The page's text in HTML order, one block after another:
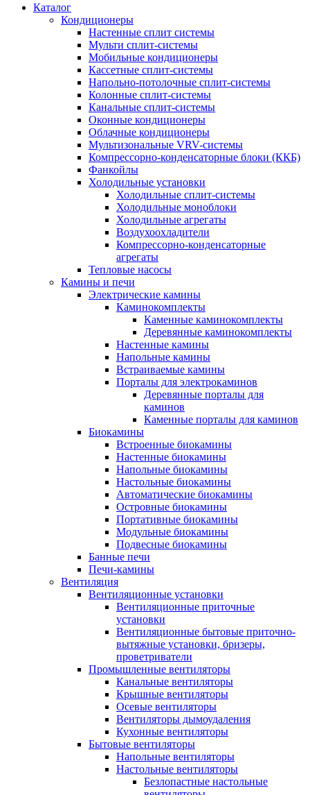
Каталог
Кондиционеры
Настенные сплит системы
Мульти сплит-системы
Мобильные кондиционеры
Кассетные сплит-системы
Напольно-потолочные сплит-системы
Колонные сплит-системы
Канальные сплит-системы
Оконные кондиционеры
Облачные кондиционеры
Мультизональные VRV-системы
Компрессорно-конденсаторные блоки (ККБ)
Фанкойлы
Холодильные установки
Холодильные сплит-системы
Холодильные моноблоки
Холодильные агрегаты
Воздухоохладители
Компрессорно-конденсаторные
агрегаты
Тепловые насосы
Камины и печи
Электрические камины
Каминокомплекты
Каменные каминокомплекты
Деревянные каминокомплекты
Настенные камины
Напольные камины
Встраиваемые камины
Порталы для электрокаминов
Деревянные порталы для
каминов
Каменные порталы для каминов
Биокамины
Встроенные биокамины
Настенные биокамины
Напольные биокамины
Настольные биокамины
Автоматические биокамины
Островные биокамины
Портативные биокамины
Модульные биокамины
Подвесные биокамины
Банные печи
Печи-камины
Вентиляция
Вентиляционные установки
Вентиляционные приточные
установки
Вентиляционные бытовые приточно-
вытяжные установки, бризеры,
проветриватели
Промышленные вентиляторы
Канальные вентиляторы
Крышные вентиляторы
Осевые вентиляторы
Вентиляторы дымоудаления
Кухонные вентиляторы
Бытовые вентиляторы
Напольные вентиляторы
Настольные вентиляторы
Безлопастные настольные